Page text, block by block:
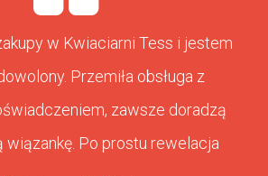
w Kwiaciarni Tess i jestem
Przemiła obsługa z
zawsze doradzą
wiązankę. Po prostu rewelacja